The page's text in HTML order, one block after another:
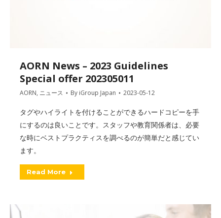
AORN News – 2023 Guidelines
Special offer 202305011
AORN, ニュース By iGroup Japan 2023-05-12
タグやハイライトを付けることができるハードコピーを手
にするのは良いことです。スタッフや教育関係者は、必要
な時にベストプラクティスを調べるのが簡単だと感じてい
ます。
Read More